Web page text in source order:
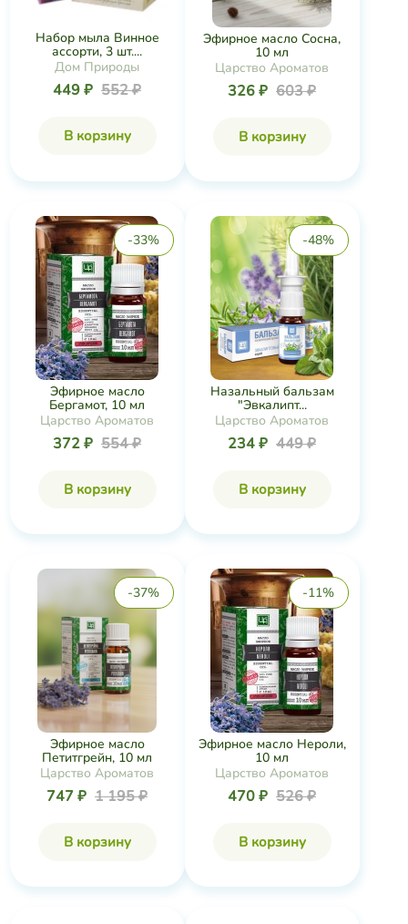
Набор мыла Винное
ассорти, 3 шт....
Дом Природы
449 ₽ 552 ₽
В корзину
Эфирное масло Сосна,
10 мл
Царство Ароматов
326 ₽ 603 ₽
В корзину
-33%
Эфирное масло
Бергамот, 10 мл
Царство Ароматов
372 ₽ 554 ₽
В корзину
-48%
Назальный бальзам
"Эвкалипт...
Царство Ароматов
234 ₽ 449 ₽
В корзину
-37%
Эфирное масло
Петитгрейн, 10 мл
Царство Ароматов
747 ₽ 1 195 ₽
В корзину
-11%
Эфирное масло Нероли,
10 мл
Царство Ароматов
470 ₽ 526 ₽
В корзину